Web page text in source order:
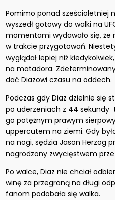
Pomimo ponad sześcioletniej
wyszedł gotowy do walki na
momentami wydawało się, że
w trakcie przygotowań.
wyglądał lepiej niż
na matadora.
dać Diazowi czasu na oddech.
Podczas gdy Diaz dzielnie się
po uderzeniach z 44 sekundy
go potężnym prawym
uppercutem na ziemi. Gdy
na nogi, sędzia Jason Herzog
nagrodzony zwycięstwem
Po walce, Diaz nie chciał
winę za przegraną na długi
fanom podobała się walka.